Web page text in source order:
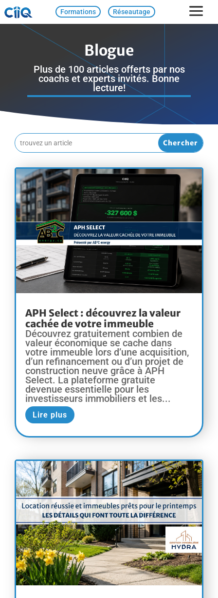
Formations Réseautage
Blogue
Plus de 100 articles offerts par nos
coachs et experts invités. Bonne
lecture!
APH Select : découvrez la valeur
cachée de votre immeuble
Découvrez gratuitement combien de
valeur économique se cache dans
votre immeuble lors d’une acquisition,
d’un refinancement ou d’un projet de
construction neuve grâce à APH
Select. La plateforme gratuite
devenue essentielle pour les
investisseurs immobiliers et les...
Lire plus